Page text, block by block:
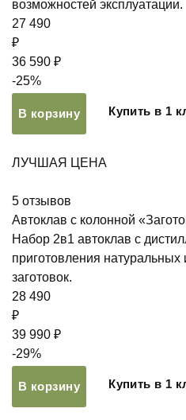
возможностей эксплуатации.
27 490
₽
36 590 ₽
-25%
В корзину Купить в 1
ЛУЧШАЯ ЦЕНА
5 отзывов
Автоклав с колонной
Набор 2в1 автоклав с
приготовления
заготовок.
28 490
₽
39 990 ₽
-29%
В корзину Купить в 1